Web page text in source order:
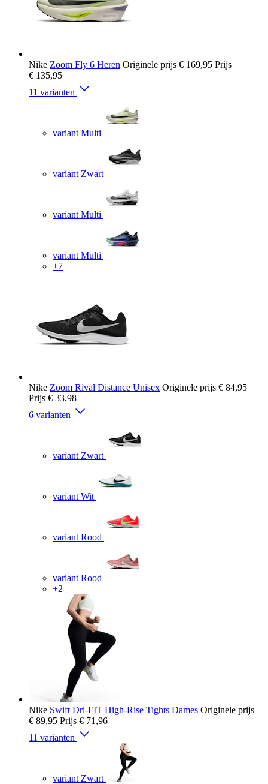
Nike Zoom Fly 6 Heren Originele prijs € 169,95 Prijs
€ 135,95
11 varianten
variant Multi
variant Zwart
variant Multi
variant Multi
+7
Nike Zoom Rival Distance Unisex Originele prijs € 84,95
Prijs € 33,98
6 varianten
variant Zwart
variant Wit
variant Rood
variant Rood
+2
Nike Swift Dri-FIT High-Rise Tights Dames Originele prijs
€ 89,95 Prijs € 71,96
11 varianten
variant Zwart